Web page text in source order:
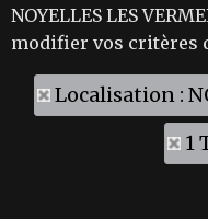
NOYELLES LES
modifier vos critères
Localisation :
1